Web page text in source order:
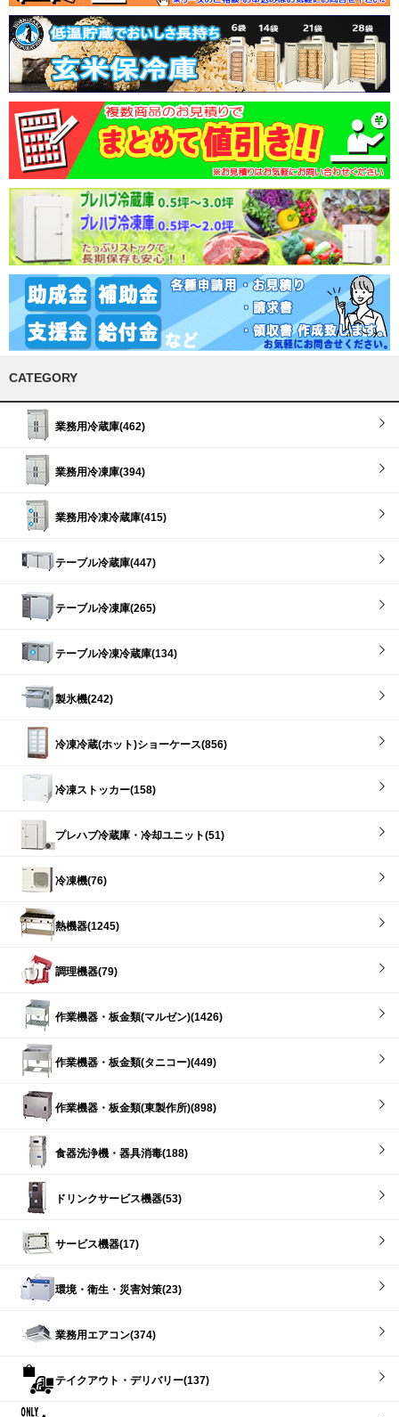
CATEGORY
業務用冷蔵庫(462)
業務用冷凍庫(394)
業務用冷凍冷蔵庫(415)
テーブル冷蔵庫(447)
テーブル冷凍庫(265)
テーブル冷凍冷蔵庫(134)
製氷機(242)
冷凍冷蔵(ホット)ショーケース(856)
冷凍ストッカー(158)
プレハブ冷蔵庫・冷却ユニット(51)
冷凍機(76)
熱機器(1245)
調理機器(79)
作業機器・板金類(マルゼン)(1426)
作業機器・板金類(タニコー)(449)
作業機器・板金類(東製作所)(898)
食器洗浄機・器具消毒(188)
ドリンクサービス機器(53)
サービス機器(17)
環境・衛生・災害対策(23)
業務用エアコン(374)
テイクアウト・デリバリー(137)